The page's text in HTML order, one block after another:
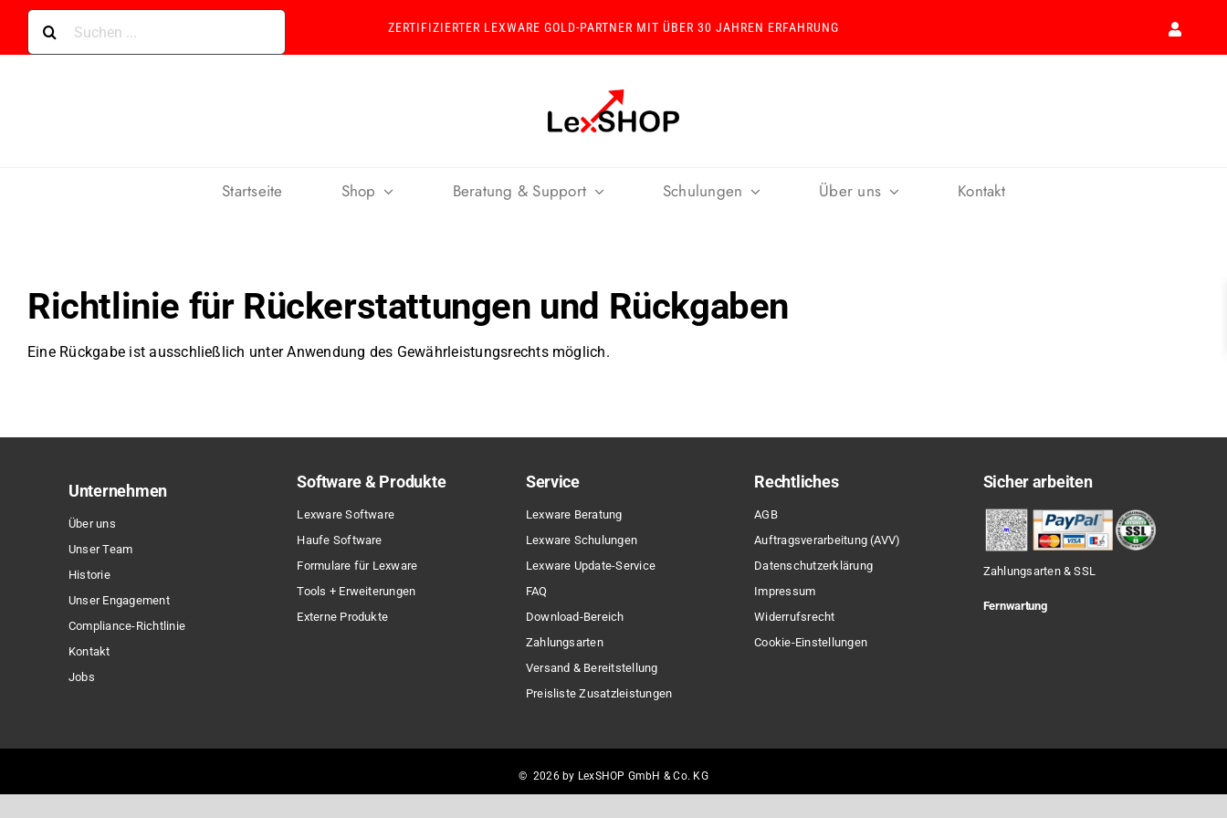
Skip
content
nach:
ZERTIFIZIERTER LEXWARE GOLD-PARTNER MIT ÜBER 30 JAHREN ERFAHRUNG
Startseite Shop Beratung & Support Schulungen Über uns Kontakt
Richtlinie für Rückerstattungen und Rückgaben
Eine Rückgabe ist ausschließlich unter Anwendung des Gewährleistungsrechts möglich.
Unternehmen
Über uns
Unser Team
Historie
Unser Engagement
Compliance-Richtlinie
Kontakt
Jobs
Software & Produkte
Lexware Software
Haufe Software
Formulare für Lexware
Tools + Erweiterungen
Externe Produkte
Service
Lexware Beratung
Lexware Schulungen
Lexware Update-Service
FAQ
Download-Bereich
Zahlungsarten
Versand & Bereitstellung
Preisliste Zusatzleistungen
Rechtliches
AGB
Auftragsverarbeitung (AVV)
Datenschutzerklärung
Impressum
Widerrufsrecht
Cookie-Einstellungen
Sicher arbeiten
Zahlungsarten & SSL
Fernwartung
© 2026 by LexSHOP GmbH & Co. KG